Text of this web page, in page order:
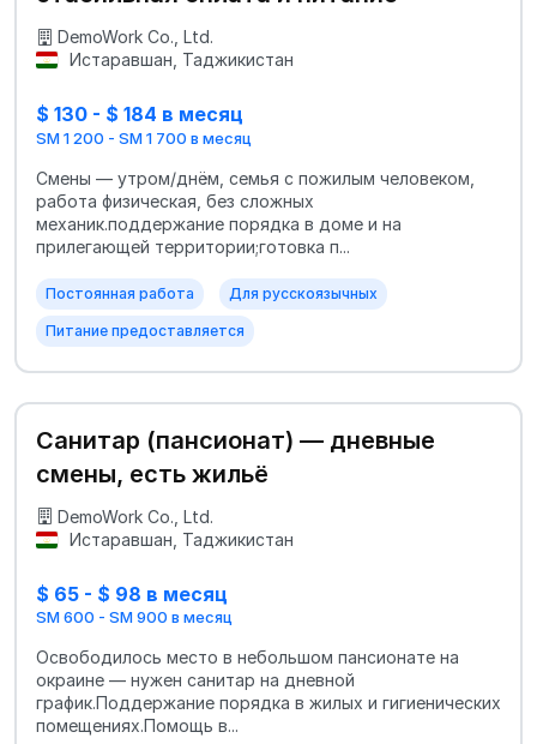
DemoWork Co., Ltd.
Истаравшан, Таджикистан
$ 130 - $ 184 в месяц
SM 1 200 - SM 1 700 в месяц
Смены — утром/днём, семья с пожилым человеком,
работа физическая, без сложных
механик.поддержание порядка в доме и на
прилегающей территории;готовка п...
Постоянная работа Для русскоязычных
Питание предоставляется
Санитар (пансионат) — дневные
смены, есть жильё
DemoWork Co., Ltd.
Истаравшан, Таджикистан
$ 65 - $ 98 в месяц
SM 600 - SM 900 в месяц
Освободилось место в небольшом пансионате на
окраине — нужен санитар на дневной
график.Поддержание порядка в жилых и гигиенических
помещениях.Помощь в...